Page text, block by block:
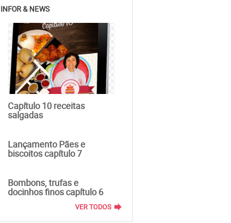
INFOR & NEWS
Capítulo 10 receitas
salgadas
Lançamento Pães e
biscoitos capítulo 7
Bombons, trufas e
docinhos finos capítulo 6
VER TODOS forward